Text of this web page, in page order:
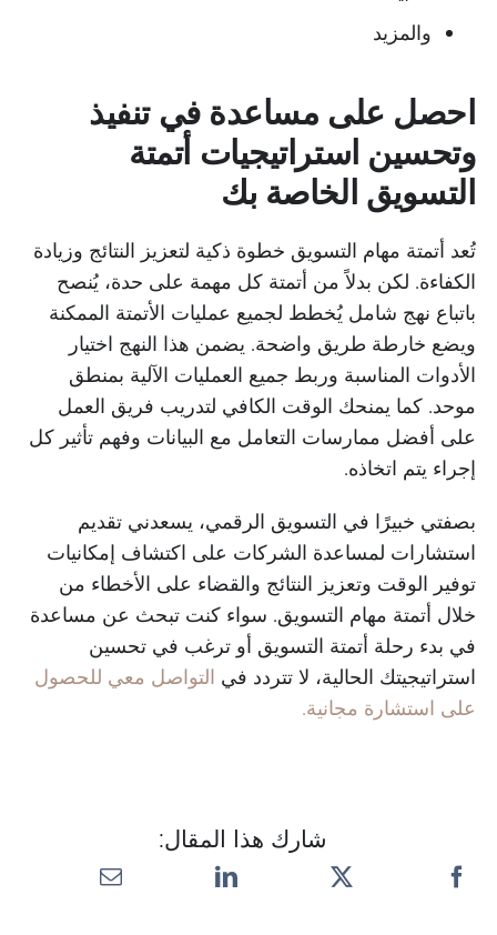
والمزيد
احصل على مساعدة في تنفيذ
وتحسين استراتيجيات أتمتة
التسويق الخاصة بك
تُعد أتمتة مهام التسويق خطوة ذكية لتعزيز النتائج وزيادة
الكفاءة. لكن بدلاً من أتمتة كل مهمة على حدة، يُنصح
باتباع نهج شامل يُخطط لجميع عمليات الأتمتة الممكنة
ويضع خارطة طريق واضحة. يضمن هذا النهج اختيار
الأدوات المناسبة وربط جميع العمليات الآلية بمنطق
موحد. كما يمنحك الوقت الكافي لتدريب فريق العمل
على أفضل ممارسات التعامل مع البيانات وفهم تأثير كل
إجراء يتم اتخاذه.
بصفتي خبيرًا في التسويق الرقمي، يسعدني تقديم
استشارات لمساعدة الشركات على اكتشاف إمكانيات
توفير الوقت وتعزيز النتائج والقضاء على الأخطاء من
خلال أتمتة مهام التسويق. سواء كنت تبحث عن مساعدة
في بدء رحلة أتمتة التسويق أو ترغب في تحسين
استراتيجيتك الحالية، لا تتردد في التواصل معي للحصول
على استشارة مجانية.
شارك هذا المقال: